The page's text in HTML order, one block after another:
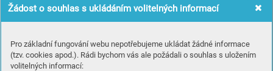
Žádost o souhlas s ukládáním volitelných informací
Pro základní fungování webu nepotřebujeme ukládat žádné informace
(tzv. cookies apod.). Rádi bychom vás ale požádali o souhlas s uložením
volitelných informací: